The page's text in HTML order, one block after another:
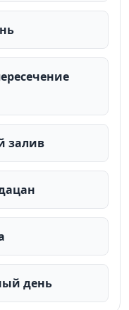
залив
день